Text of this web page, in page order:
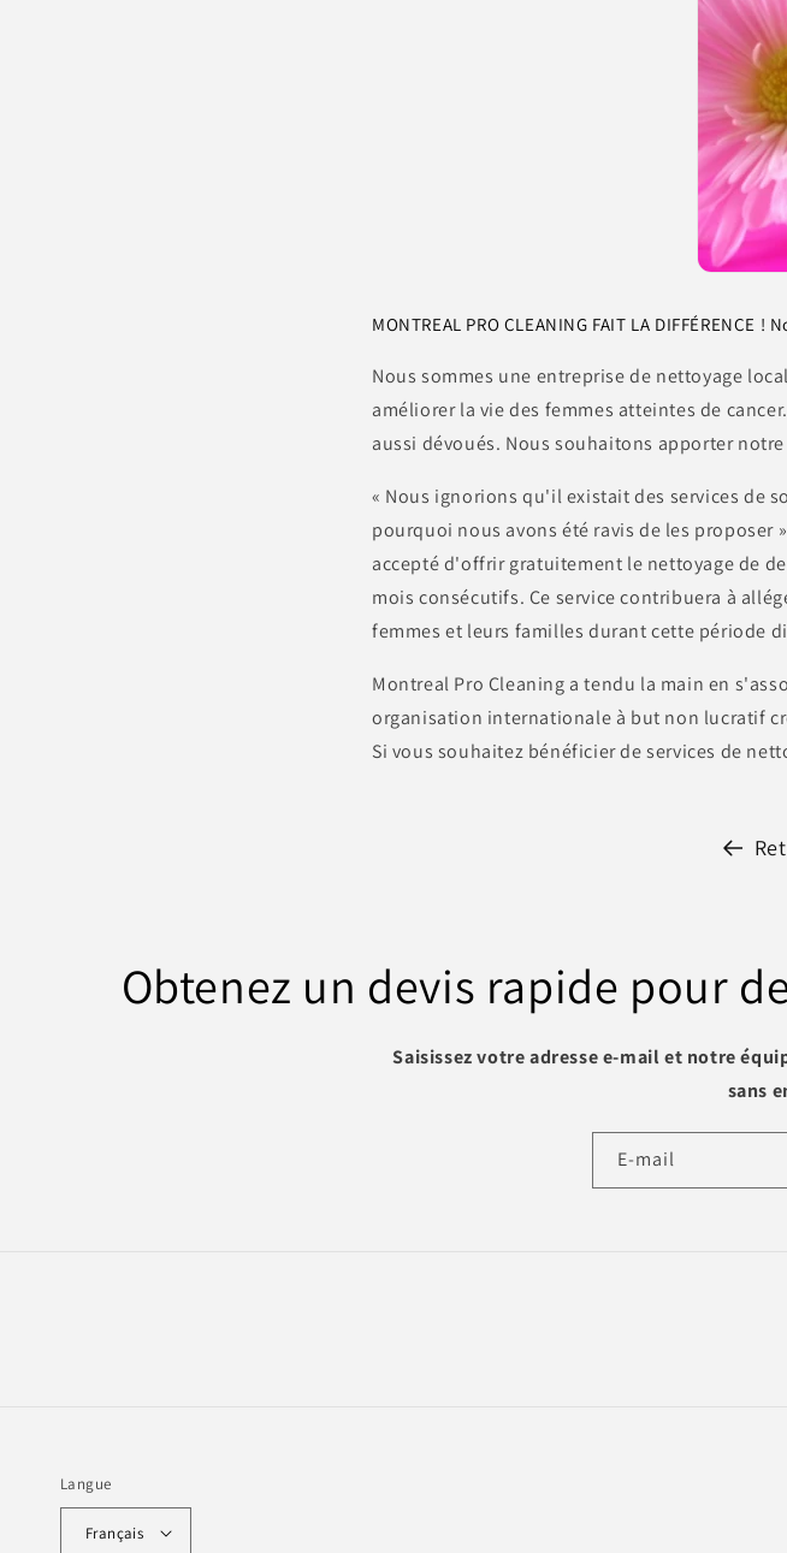
MONTREAL PRO CLEANING FAIT LA
Nous sommes une entreprise de nettoyage
améliorer la vie des femmes atteintes de
aussi dévoués. Nous souhaitons apporter
« Nous ignorions qu'il existait des services de
pourquoi nous avons été ravis de les proposer
accepté d'offrir gratuitement le nettoyage de
mois consécutifs. Ce service contribuera à
femmes et leurs familles durant cette période
Montreal Pro Cleaning a tendu la main en
organisation internationale à but non lucratif
Si vous souhaitez bénéficier de services de
Obtenez un devis rapide pour
Saisissez votre adresse e-mail et notre
sans
E-mail
Langue
Français